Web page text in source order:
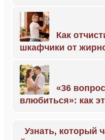
Как
шкафчики от
«36
влюбиться»: как
Узнать, который